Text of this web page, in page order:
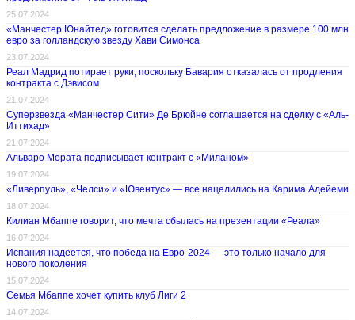
25.07.2024
«Манчестер Юнайтед» готовится сделать предложение в размере 100 млн
евро за голландскую звезду Хави Симонса
23.07.2024
Реал Мадрид потирает руки, поскольку Бавария отказалась от продления
контракта с Дэвисом
21.07.2024
Суперзвезда «Манчестер Сити» Де Брюйне соглашается на сделку с «Аль-
Иттихад»
21.07.2024
Альваро Мората подписывает контракт с «Миланом»
19.07.2024
«Ливерпуль», «Челси» и «Ювентус» — все нацелились на Карима Адейеми
18.07.2024
Килиан Мбаппе говорит, что мечта сбылась на презентации «Реала»
16.07.2024
Испания надеется, что победа на Евро-2024 — это только начало для
нового поколения
15.07.2024
Семья Мбаппе хочет купить клуб Лиги 2
14.07.2024